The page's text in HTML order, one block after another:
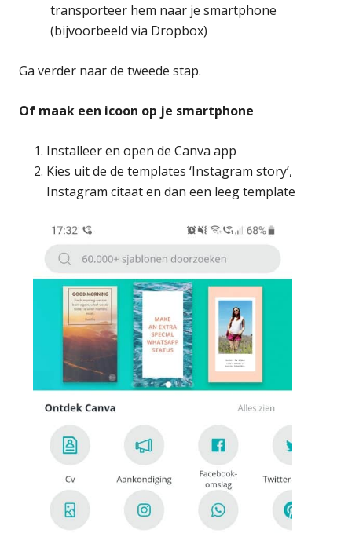
transporteer hem naar je smartphone
(bijvoorbeeld via Dropbox)
Ga verder naar de tweede stap.
Of maak een icoon op je smartphone
Installeer en open de Canva app
Kies uit de de templates ‘Instagram story’,
Instagram citaat en dan een leeg template